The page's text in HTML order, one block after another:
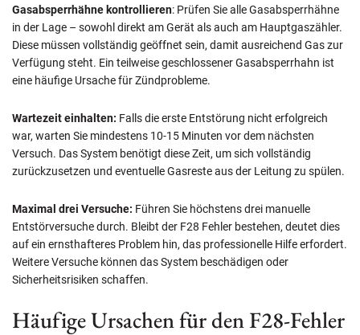
Gasabsperrhähne kontrollieren: Prüfen Sie alle Gasabsperrhähne
in der Lage – sowohl direkt am Gerät als auch am Hauptgaszähler.
Diese müssen vollständig geöffnet sein, damit ausreichend Gas zur
Verfügung steht. Ein teilweise geschlossener Gasabsperrhahn ist
eine häufige Ursache für Zündprobleme.
Wartezeit einhalten: Falls die erste Entstörung nicht erfolgreich
war, warten Sie mindestens 10-15 Minuten vor dem nächsten
Versuch. Das System benötigt diese Zeit, um sich vollständig
zurückzusetzen und eventuelle Gasreste aus der Leitung zu spülen.
Maximal drei Versuche: Führen Sie höchstens drei manuelle
Entstörversuche durch. Bleibt der F28 Fehler bestehen, deutet dies
auf ein ernsthafteres Problem hin, das professionelle Hilfe erfordert.
Weitere Versuche können das System beschädigen oder
Sicherheitsrisiken schaffen.
Häufige Ursachen für den F28-Fehler